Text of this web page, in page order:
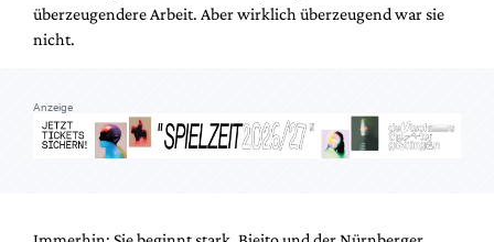
überzeugendere Arbeit. Aber wirklich überzeugend war sie
nicht.
Anzeige